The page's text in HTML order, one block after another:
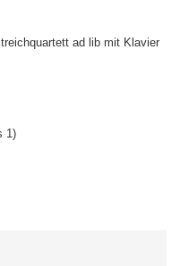
ad lib mit Klavier
1)